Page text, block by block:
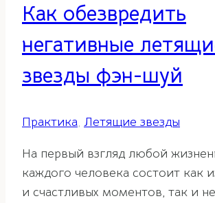
Как обезвредить
негативные
звезды фэн-шуй
Практика, Летящие звезды
На первый взгляд любой
каждого человека состоит как
и счастливых моментов, так и